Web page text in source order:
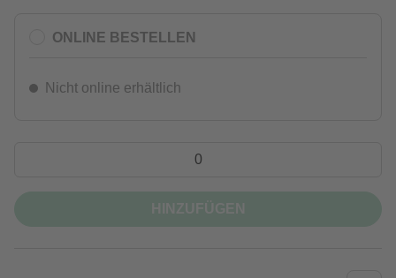
ONLINE BESTELLEN
Nicht online erhältlich